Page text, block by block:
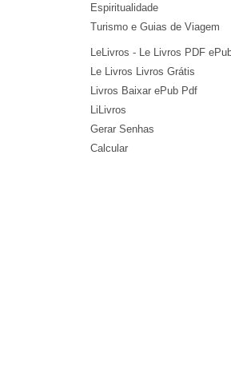
Espiritualidade
Turismo e Guias de Viagem
LeLivros - Le Livros PDF
Le Livros Livros Grátis
Livros Baixar ePub Pdf
LiLivros
Gerar Senhas
Calcular